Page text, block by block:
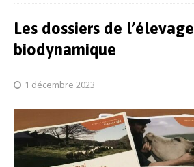
Les dossiers de l’élevage
biodynamique
1 décembre 2023